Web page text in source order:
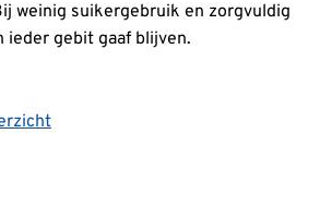
weinig suikergebruik en zorgvuldig
ieder gebit gaaf blijven.